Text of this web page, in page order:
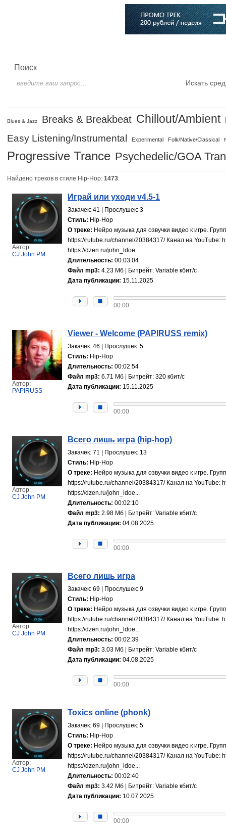
Поиск
Искать
Blues & Jazz Breaks & Breakbeat Chillout/Ambient
Easy Listening/Instrumental Experimental Folk/Native/Classical
Progressive Trance Psychedelic/GOA
Найдено треков в стиле Hip-Hop: 1473
Автор:
CJ John PM
Играй или уходи v4.5-1
Закачек: 41 | Прослушек: 3
Стиль: Hip-Hop
О треке: Нейро музыка для озвучки видео к игре.
https://rutube.ru/channel/20384317/ Канал на YouTube:
https://dzen.ru/john_ldoe...
Длительность: 00:03:04
Файл mp3: 4.23 Мб | Битрейт: Variable кбит/с
Дата публикации: 15.11.2025
00:00
Автор:
PAPIRUSS
Viewer - Welcome (PAPIRUSS remix)
Закачек: 46 | Прослушек: 5
Стиль: Hip-Hop
Длительность: 00:02:54
Файл mp3: 6.71 Мб | Битрейт: 320 кбит/с
Дата публикации: 15.11.2025
00:00
Автор:
CJ John PM
Всего лишь игра (hip-hop)
Закачек: 71 | Прослушек: 13
Стиль: Hip-Hop
О треке: Нейро музыка для озвучки видео к игре.
https://rutube.ru/channel/20384317/ Канал на YouTube:
https://dzen.ru/john_ldoe...
Длительность: 00:02:10
Файл mp3: 2.98 Мб | Битрейт: Variable кбит/с
Дата публикации: 04.08.2025
00:00
Автор:
CJ John PM
Всего лишь игра
Закачек: 69 | Прослушек: 9
Стиль: Hip-Hop
О треке: Нейро музыка для озвучки видео к игре.
https://rutube.ru/channel/20384317/ Канал на YouTube:
https://dzen.ru/john_ldoe...
Длительность: 00:02:39
Файл mp3: 3.03 Мб | Битрейт: Variable кбит/с
Дата публикации: 04.08.2025
00:00
Автор:
CJ John PM
Toxics online (phonk)
Закачек: 69 | Прослушек: 5
Стиль: Hip-Hop
О треке: Нейро музыка для озвучки видео к игре.
https://rutube.ru/channel/20384317/ Канал на YouTube:
https://dzen.ru/john_ldoe...
Длительность: 00:02:40
Файл mp3: 3.42 Мб | Битрейт: Variable кбит/с
Дата публикации: 10.07.2025
00:00